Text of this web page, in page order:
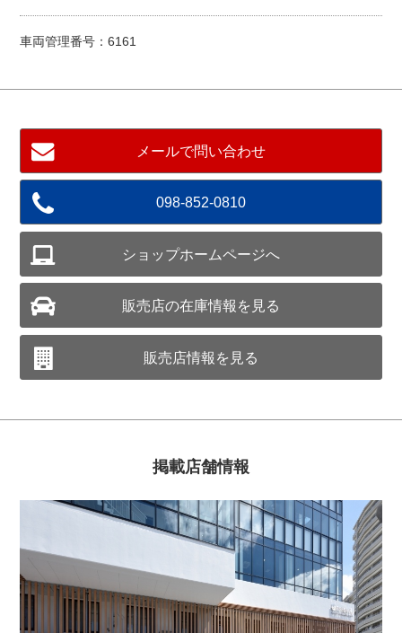
車両管理番号：6161
メールで問い合わせ
098-852-0810
ショップホームページへ
販売店の在庫情報を見る
販売店情報を見る
掲載店舗情報